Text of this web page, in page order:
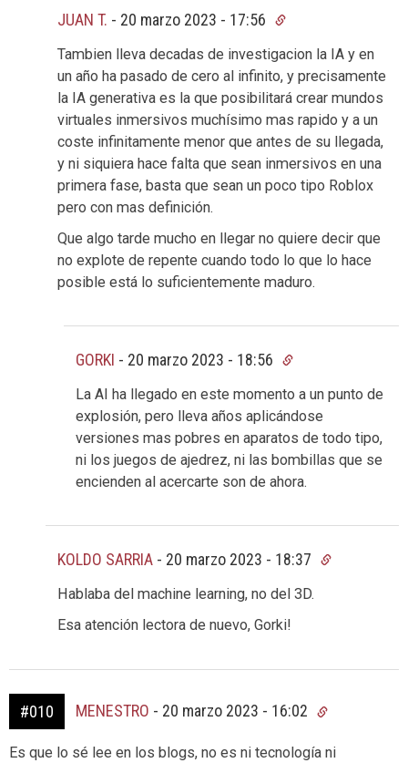
JUAN T. - 20 marzo 2023 - 17:56
Tambien lleva decadas de investigacion la IA y en
un año ha pasado de cero al infinito, y precisamente
la IA generativa es la que posibilitará crear mundos
virtuales inmersivos muchísimo mas rapido y a un
coste infinitamente menor que antes de su llegada,
y ni siquiera hace falta que sean inmersivos en una
primera fase, basta que sean un poco tipo Roblox
pero con mas definición.
Que algo tarde mucho en llegar no quiere decir que
no explote de repente cuando todo lo que lo hace
posible está lo suficientemente maduro.
GORKI - 20 marzo 2023 - 18:56
La AI ha llegado en este momento a un punto de
explosión, pero lleva años aplicándose
versiones mas pobres en aparatos de todo tipo,
ni los juegos de ajedrez, ni las bombillas que se
encienden al acercarte son de ahora.
KOLDO SARRIA - 20 marzo 2023 - 18:37
Hablaba del machine learning, no del 3D.
Esa atención lectora de nuevo, Gorki!
#010 MENESTRO - 20 marzo 2023 - 16:02
Es que lo sé lee en los blogs, no es ni tecnología ni